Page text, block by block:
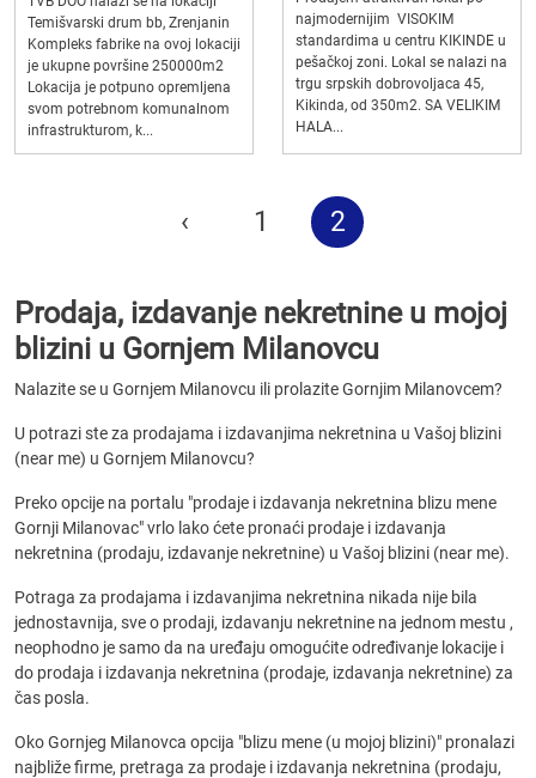
Temišvarski drum bb, Zrenjanin
Kompleks fabrike na ovoj lokaciji
je ukupne površine 250000m2
Lokacija je potpuno opremljena
svom potrebnom komunalnom
infrastrukturom, k...
najmodernijim VISOKIM
standardima u centru KIKINDE u
pešačkoj zoni. Lokal se nalazi na
trgu srpskih dobrovoljaca 45,
Kikinda, od 350m2. SA VELIKIM
HALA...
‹ 1 2
Prodaja, izdavanje nekretnine u mojoj
blizini u Gornjem Milanovcu
Nalazite se u Gornjem Milanovcu ili prolazite Gornjim Milanovcem?
U potrazi ste za prodajama i izdavanjima nekretnina u Vašoj blizini
(near me) u Gornjem Milanovcu?
Preko opcije na portalu "prodaje i izdavanja nekretnina blizu mene
Gornji Milanovac" vrlo lako ćete pronaći prodaje i izdavanja
nekretnina (prodaju, izdavanje nekretnine) u Vašoj blizini (near me).
Potraga za prodajama i izdavanjima nekretnina nikada nije bila
jednostavnija, sve o prodaji, izdavanju nekretnine na jednom mestu ,
neophodno je samo da na uređaju omogućite određivanje lokacije i
do prodaja i izdavanja nekretnina (prodaje, izdavanja nekretnine) za
čas posla.
Oko Gornjeg Milanovca opcija "blizu mene (u mojoj blizini)" pronalazi
najbliže firme, pretraga za prodaje i izdavanja nekretnina (prodaju,